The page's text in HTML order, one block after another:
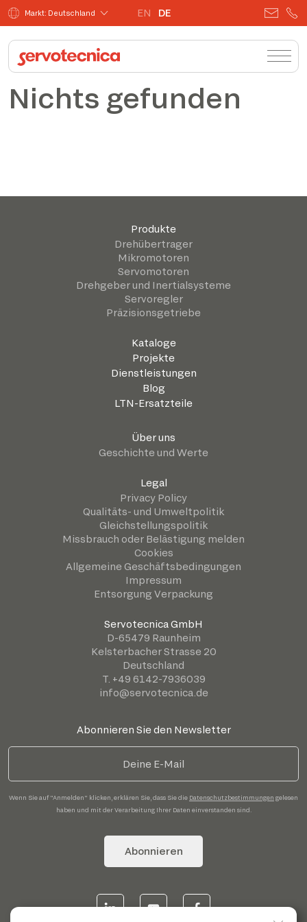
Markt: Deutschland EN DE
Nichts gefunden
Produkte
Drehübertrager
Mikromotoren
Servomotoren
Drehgeber und Inertialsysteme
Servoregler
Präzisionsgetriebe
Kataloge
Projekte
Dienstleistungen
Blog
LTN-Ersatzteile
Über uns
Geschichte und Werte
Legal
Privacy Policy
Qualitäts- und Umweltpolitik
Gleichstellungspolitik
Missbrauch oder Belästigung melden
Cookies
Allgemeine Geschäftsbedingungen
Impressum
Entsorgung Verpackung
Servotecnica GmbH
D-65479 Raunheim
Kelsterbacher Strasse 20
Deutschland
T. +49 6142-7936039
info@servotecnica.de
Abonnieren Sie den Newsletter
Wenn Sie auf "Anmelden" klicken, erklären Sie, dass Sie die Datenschutzbestimmungen gelesen
haben und mit der Verarbeitung Ihrer Daten einverstanden sind.
Abonnieren